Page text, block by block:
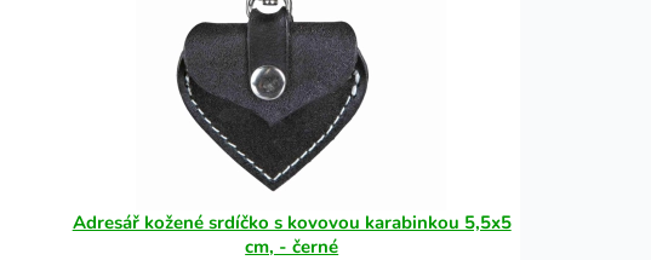
Adresář kožené srdíčko s kovovou karabinkou 5,5x5
cm, - černé